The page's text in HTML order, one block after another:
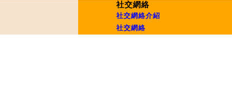
社交網絡
社交網絡介紹
社交網絡